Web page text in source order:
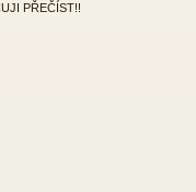
PŘEČÍST!!